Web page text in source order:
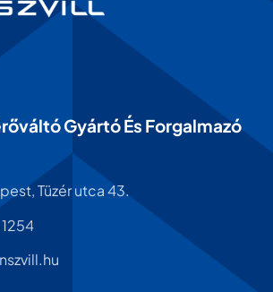
Gyártó És Forgalmazó
Tüzér utca 43.